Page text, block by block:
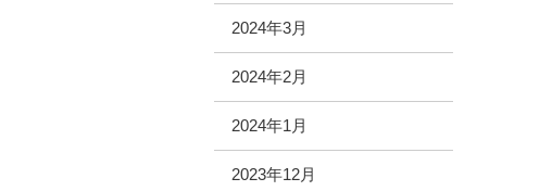
2024年3月
2024年2月
2024年1月
2023年12月